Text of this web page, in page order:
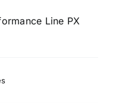
Line PX
sur